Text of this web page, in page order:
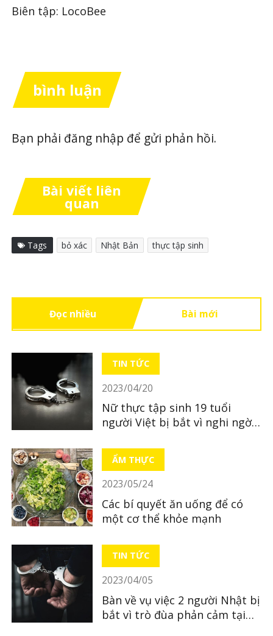
Biên tập: LocoBee
bình luận
Bạn phải đăng nhập để gửi phản hồi.
Bài viết liên
quan
Tags bỏ xác Nhật Bản thực tập sinh
Đọc nhiều Bài mới
TIN TỨC
2023/04/20
Nữ thực tập sinh 19 tuổi
người Việt bị bắt vì nghi ngờ
ẨM THỰC
2023/05/24
Các bí quyết ăn uống để có
một cơ thể khỏe mạnh
TIN TỨC
2023/04/05
Bàn về vụ việc 2 người Nhật bị
bắt vì trò đùa phản cảm tại